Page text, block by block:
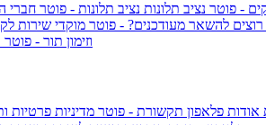
- פוטר נציב תלונות נציב תלונות - פוטר חברי
רוצים להשאר מעודכנים? - פוטר מוקדי שירות
וזימון תור - פוטר
אודות פלאפון תקשורת - פוטר מדיניות פרטיות